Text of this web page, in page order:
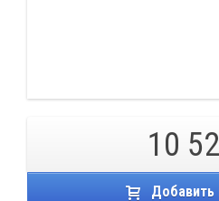
10
Добавить